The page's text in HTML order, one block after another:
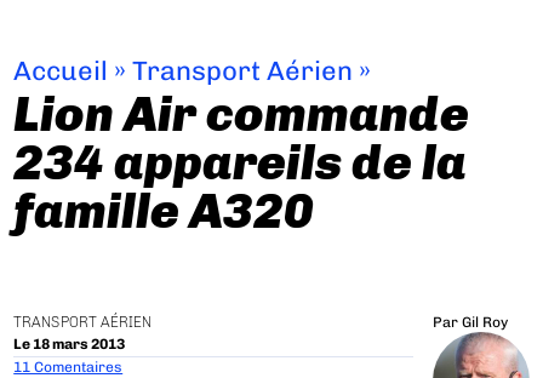
Accueil »Transport Aérien »
Lion Air commande
234 appareils de la
famille A320
TRANSPORT AÉRIEN
Le 18 mars 2013
Par Gil Roy
11 Comentaires